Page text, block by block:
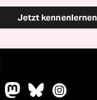
Jetzt kennenlernen